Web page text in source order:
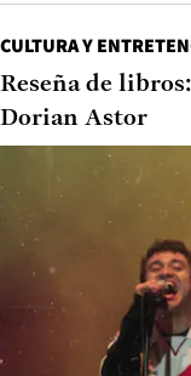
CULTURA Y
Reseña de
Dorian Astor